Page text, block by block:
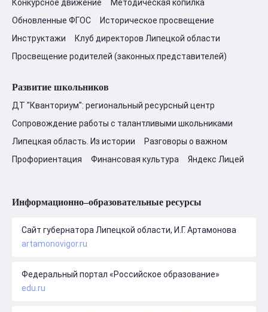
Конкурсное движение
Методическая копилка
Обновленные ФГОС
Историческое просвещение
Инструктажи
Клуб директоров Липецкой области
Просвещение родителей (законных представителей)
Развитие школьников
ДТ "Кванториум": региональный ресурсный центр
Сопровождение работы с талантливыми школьниками
Липецкая область. Из истории
Разговоры о важном
Профориентация
Финансовая культура Яндекс Лицей
Информационно–образовательные ресурсы
Сайт губернатора Липецкой области, И.Г. Артамонова
artamonovigor.ru
Федеральный портал «Российское образование»
edu.ru